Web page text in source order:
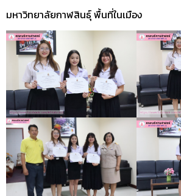
มหาวิทยาลัยกาฬสินธุ์ พื้นที่ในเมือง